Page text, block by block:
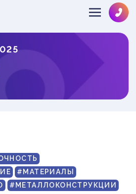
ПО
АЭС
#МАТЕРИАЛЫ
#МЕТАЛЛОКОНСТРУКЦИИ